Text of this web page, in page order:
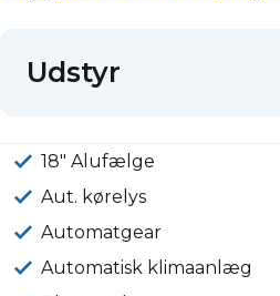
Udstyr
18" Alufælge
Aut. kørelys
Automatgear
Automatisk klimaanlæg